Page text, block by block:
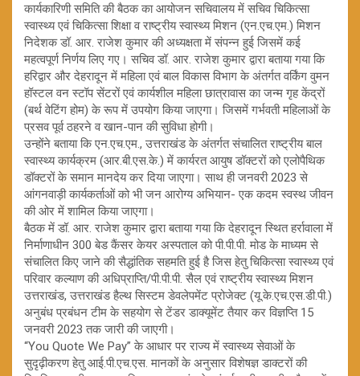
कार्यकारिणी समिति की बैठक का आयोजन सचिवालय में सचिव चिकित्सा
स्वास्थ्य एवं चिकित्सा शिक्षा व राष्ट्रीय स्वास्थ्य मिशन (एन.एच.एम.) मिशन
निदेशक डॉ. आर. राजेश कुमार की अध्यक्षता में संपन्न हुई जिसमें कई
महत्वपूर्ण निर्णय लिए गए। सचिव डॉ. आर. राजेश कुमार द्वारा बताया गया कि
हरिद्वार और देहरादून में महिला एवं बाल विकास विभाग के अंतर्गत वर्किंग वुमन
हॉस्टल वन स्टॉप सेंटरों एवं कार्यशील महिला छात्रावास का जन्म गृह केंद्रों
(बर्थ वेटिंग होम) के रूप में उपयोग किया जाएगा। जिसमें गर्भवती महिलाओं के
प्रसव पूर्व ठहरने व खान-पान की सुविधा होगी।
उन्होंने बताया कि एन.एच.एम., उत्तराखंड के अंतर्गत संचालित राष्ट्रीय बाल
स्वास्थ्य कार्यक्रम (आर.बी.एस.के.) में कार्यरत आयुष डॉक्टरों को एलोपैथिक
डॉक्टरों के समान मानदेय कर दिया जाएगा। साथ ही जनवरी 2023 से
आंगनवाड़ी कार्यकर्ताओं को भी जन आरोग्य अभियान- एक कदम स्वस्थ जीवन
की ओर में शामिल किया जाएगा।
बैठक में डॉ. आर. राजेश कुमार द्वारा बताया गया कि देहरादून स्थित हर्रावाला में
निर्माणाधीन 300 बेड कैंसर केयर अस्पताल को पी.पी.पी. मोड के माध्यम से
संचालित किए जाने की सैद्धांतिक सहमति हुई है जिस हेतु चिकित्सा स्वास्थ्य एवं
परिवार कल्याण की अधिप्राप्ति/पी.पी.पी. सैल एवं राष्ट्रीय स्वास्थ्य मिशन
उत्तराखंड, उत्तराखंड हैल्थ सिस्टम डेवलेपमेंट प्रोजेक्ट (यू.के.एच.एस.डी.पी.)
अनुबंध प्रबंधन टीम के सहयोग से टेंडर डाक्यूमेंट तैयार कर विज्ञप्ति 15
जनवरी 2023 तक जारी की जाएगी।
“You Quote We Pay” के आधार पर राज्य में स्वास्थ्य सेवाओं के
सुदृढ़ीकरण हेतु आई.पी.एच.एस. मानकों के अनुसार विशेषज्ञ डाक्टरों की